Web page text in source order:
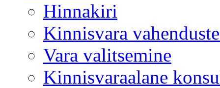
Hinnakiri
Kinnisvara
Vara valitsemine
Kinnisvaraalane